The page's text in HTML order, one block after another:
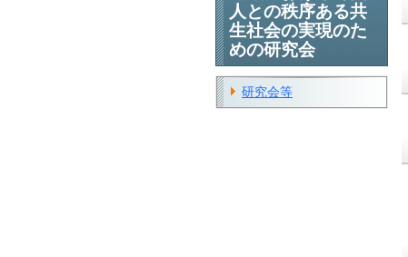
人との秩序ある共
生社会の実現のた
めの研究会
研究会等